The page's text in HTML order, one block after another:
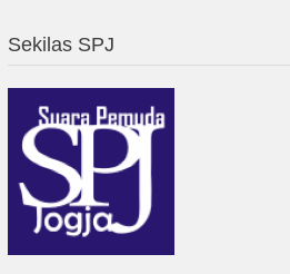
Sekilas SPJ